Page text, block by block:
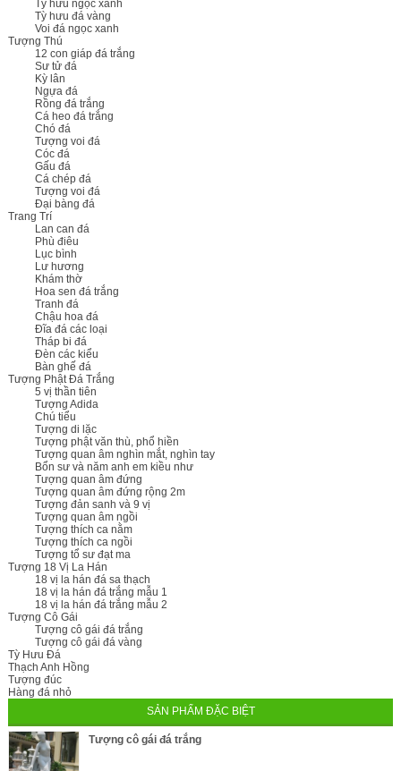
Tỳ hưu ngọc xanh
Tỳ hưu đá vàng
Voi đá ngọc xanh
Tượng Thú
12 con giáp đá trắng
Sư tử đá
Kỳ lân
Ngựa đá
Rồng đá trắng
Cá heo đá trắng
Chó đá
Tượng voi đá
Cóc đá
Gấu đá
Cá chép đá
Tượng voi đá
Đại bàng đá
Trang Trí
Lan can đá
Phù điêu
Lục bình
Lư hương
Khám thờ
Hoa sen đá trắng
Tranh đá
Chậu hoa đá
Đĩa đá các loại
Tháp bi đá
Đèn các kiểu
Bàn ghế đá
Tượng Phật Đá Trắng
5 vị thần tiên
Tượng Adida
Chú tiểu
Tượng di lặc
Tượng phật văn thù, phổ hiền
Tượng quan âm nghìn mắt, nghìn tay
Bổn sư và năm anh em kiều như
Tượng quan âm đứng
Tượng quan âm đứng rộng 2m
Tượng đản sanh và 9 vị
Tượng quan âm ngồi
Tượng thích ca nằm
Tượng thích ca ngồi
Tượng tổ sư đạt ma
Tượng 18 Vị La Hán
18 vị la hán đá sa thạch
18 vị la hán đá trắng mẫu 1
18 vị la hán đá trắng mẫu 2
Tượng Cô Gái
Tượng cô gái đá trắng
Tượng cô gái đá vàng
Tỳ Hưu Đá
Thạch Anh Hồng
Tượng đúc
Hàng đá nhỏ
SẢN PHẨM ĐẶC BIỆT
Tượng cô gái đá trắng